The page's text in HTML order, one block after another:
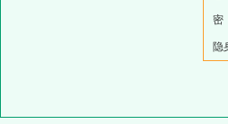
密
隐